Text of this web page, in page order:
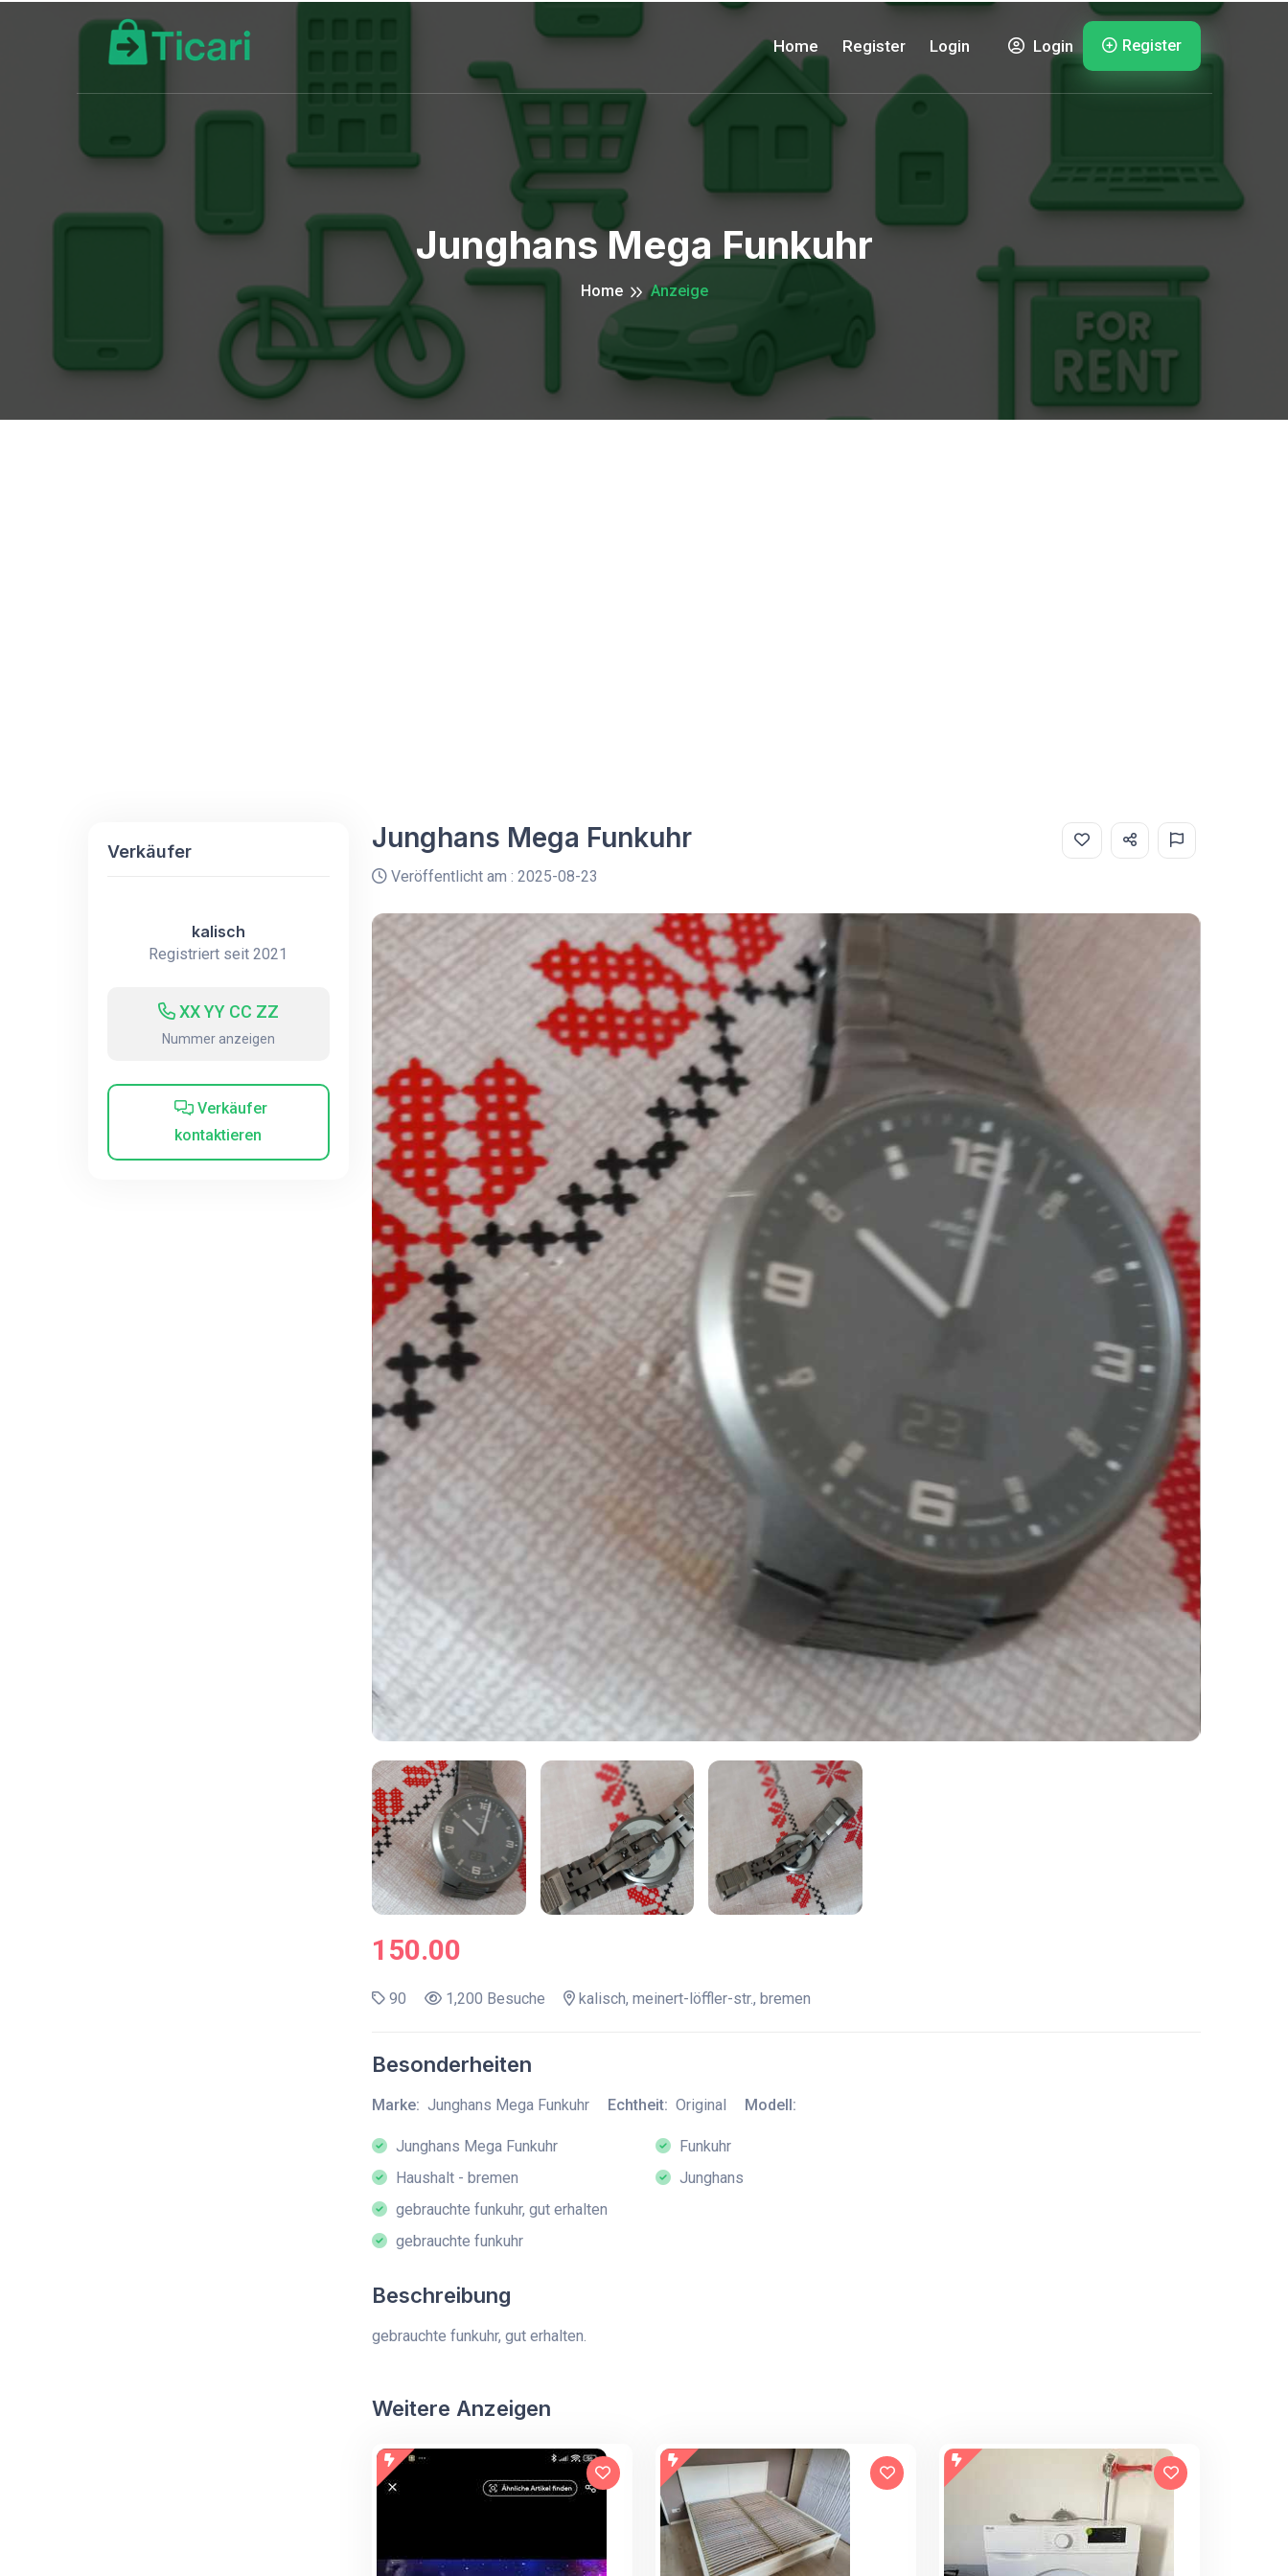
Home Register Login Login Register
Junghans Mega Funkuhr
Home Anzeige
Verkäufer
kalisch
Registriert seit 2021
XX YY CC ZZ
Nummer anzeigen
Verkäufer
kontaktieren
Junghans Mega Funkuhr
Veröffentlicht am : 2025-08-23
150.00
90 1,200 Besuche kalisch, meinert-löffler-str., bremen
Besonderheiten
Marke: Junghans Mega Funkuhr Echtheit: Original Modell:
Junghans Mega Funkuhr
Haushalt - bremen
gebrauchte funkuhr, gut erhalten
gebrauchte funkuhr
Funkuhr
Junghans
Beschreibung
gebrauchte funkuhr, gut erhalten.
Weitere Anzeigen